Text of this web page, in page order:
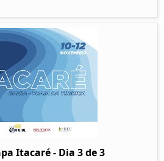
Itacaré - Dia 3 de 3